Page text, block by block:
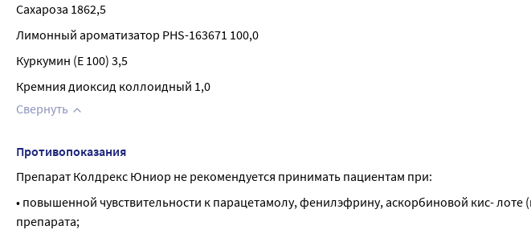
Сахароза 1862,5
Лимонный ароматизатор PHS-163671 100,0
Куркумин (Е 100) 3,5
Кремния диоксид коллоидный 1,0
Свернуть
Противопоказания
Препарат Колдрекс Юниор не рекомендуется принимать пациентам при:
• повышенной чувствительности к парацетамолу, фенилэфрину, аскорбиновой кис-
препарата;